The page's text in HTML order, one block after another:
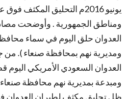
يونيو 2016م التحليق
ومناطق الجمهورية . وأوضحت
العدوان حلق اليوم في سماء
ومديرية نهم بمحافظة صنعاء ). من
العدوان السعودي الأمريكي
ومبدعة بمديرية نهم محافظة
ظل تحليق مكثف لطيران العدوان